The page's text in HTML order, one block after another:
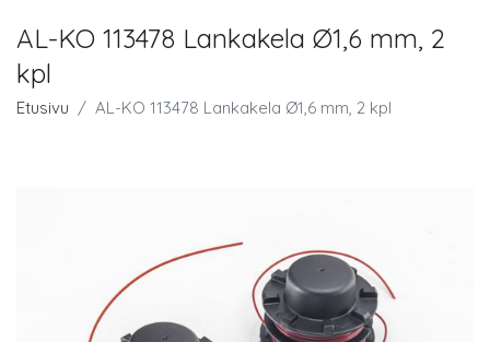
AL-KO 113478 Lankakela Ø1,6 mm, 2
kpl
Etusivu AL-KO 113478 Lankakela Ø1,6 mm, 2 kpl